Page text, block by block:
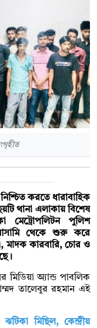
করতে ধারাবাহিক
থানা এলাকায় বিশেষ
মেট্রোপলিটন পুলিশ
আসামি থেকে শুরু করে
মাদক কারবারি, চোর ও
অ্যান্ড পাবলিক
তালেবুর রহমান এই
মিছিল, কেন্দ্রীয়